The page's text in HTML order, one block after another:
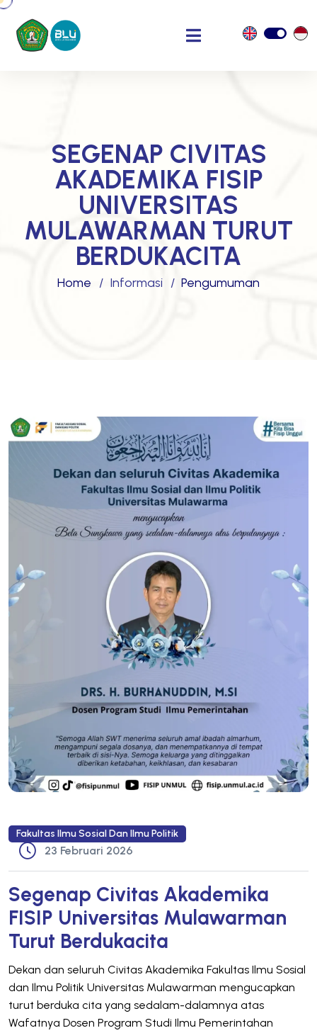
SEGENAP CIVITAS
AKADEMIKA FISIP
UNIVERSITAS
MULAWARMAN TURUT
BERDUKACITA
Home Informasi Pengumuman
Fakultas Ilmu Sosial Dan Ilmu Politik
23 Februari 2026
Segenap Civitas Akademika
FISIP Universitas Mulawarman
Turut Berdukacita
Dekan dan seluruh Civitas Akademika Fakultas Ilmu Sosial
dan Ilmu Politik Universitas Mulawarman mengucapkan
turut berduka cita yang sedalam-dalamnya atas
Wafatnya Dosen Program Studi Ilmu Pemerintahan